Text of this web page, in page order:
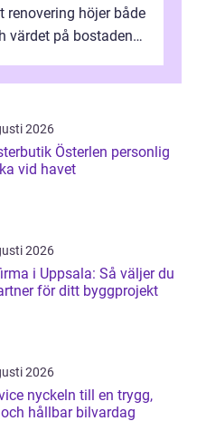
renovering höjer både
värdet på bostaden.
2026
Österlen personlig
vid havet
2026
i Uppsala: Så väljer du
för ditt byggprojekt
2026
en trygg,
hållbar bilvardag